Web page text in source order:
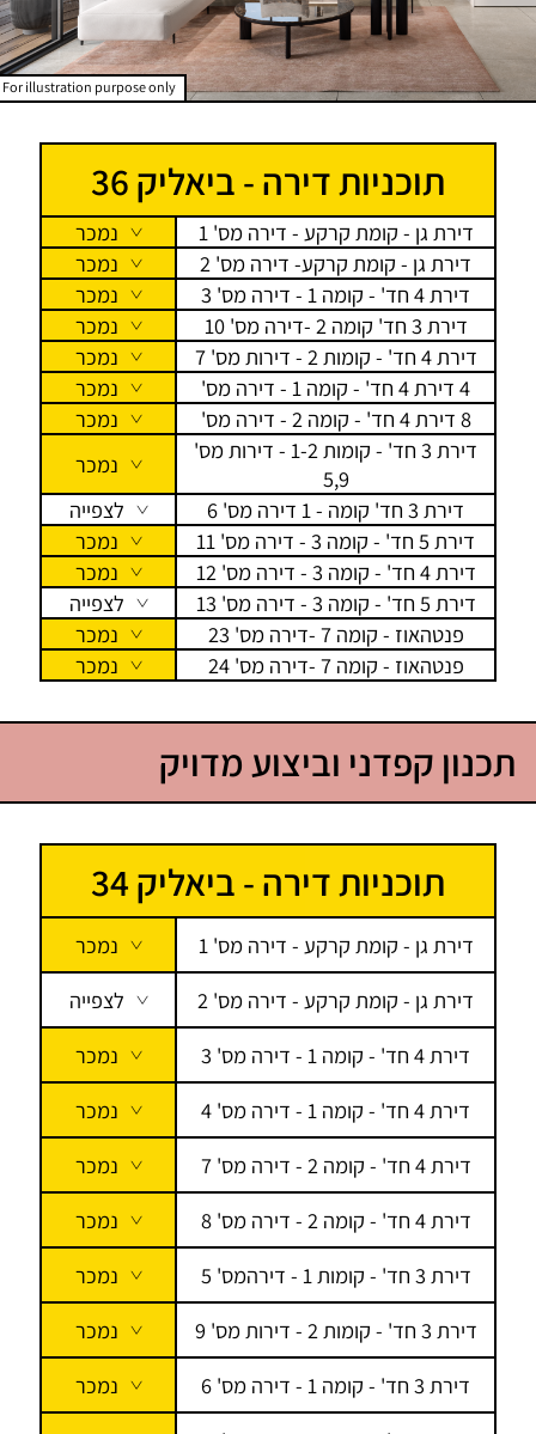
For illustration purpose only
תוכניות דירה - ביאליק 36
דירת גן - קומת קרקע - דירה מס' 1
נמכר
דירת גן - קומת קרקע- דירה מס' 2
נמכר
דירת 4 חד' - קומה 1 - דירה מס' 3
נמכר
דירת 3 חד' קומה 2 -דירה מס' 10
נמכר
דירת 4 חד' - קומות 2 - דירות מס' 7
נמכר
4 דירת 4 חד' - קומה 1 - דירה מס'
נמכר
8 דירת 4 חד' - קומה 2 - דירה מס'
נמכר
דירת 3 חד' - קומות 1-2 - דירות מס'
5,9
נמכר
דירת 3 חד' קומה - 1 דירה מס' 6
לצפייה
דירת 5 חד' - קומה 3 - דירה מס' 11
נמכר
דירת 4 חד' - קומה 3 - דירה מס' 12
נמכר
דירת 5 חד' - קומה 3 - דירה מס' 13
לצפייה
פנטהאוז - קומה 7 -דירה מס' 23
נמכר
פנטהאוז - קומה 7 -דירה מס' 24
נמכר
תכנון קפדני וביצוע מדויק
תוכניות דירה - ביאליק 34
דירת גן - קומת קרקע - דירה מס' 1
נמכר
דירת גן - קומת קרקע - דירה מס' 2
לצפייה
דירת 4 חד' - קומה 1 - דירה מס' 3
נמכר
דירת 4 חד' - קומה 1 - דירה מס' 4
נמכר
דירת 4 חד' - קומה 2 - דירה מס' 7
נמכר
דירת 4 חד' - קומה 2 - דירה מס' 8
נמכר
דירת 3 חד' - קומות 1 - דירהמס' 5
נמכר
דירת 3 חד' - קומות 2 - דירות מס' 9
נמכר
דירת 3 חד' - קומה 1 - דירה מס' 6
נמכר